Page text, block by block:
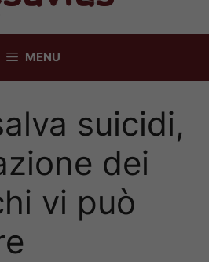
MENU
suicidi,
dei
vi può